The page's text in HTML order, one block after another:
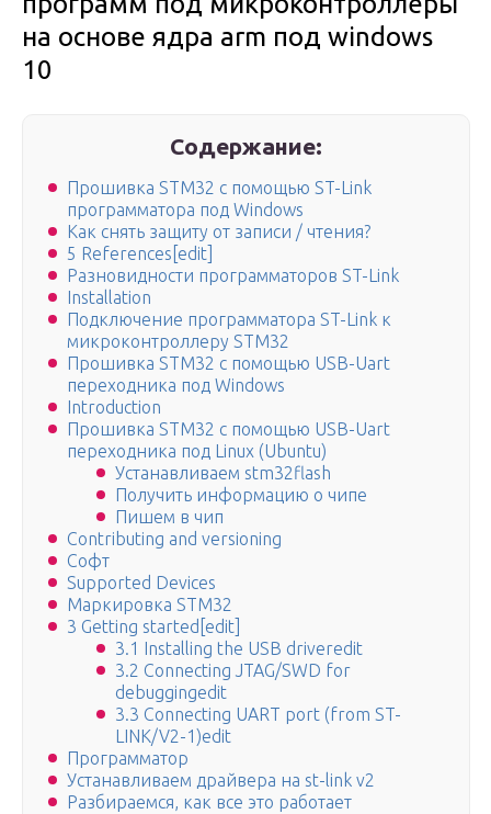
на основе ядра arm под windows
10
Содержание:
Прошивка STM32 с помощью ST-Link
программатора под Windows
Как снять защиту от записи / чтения?
5 References[edit]
Разновидности программаторов ST-Link
Installation
Подключение программатора ST-Link к
микроконтроллеру STM32
Прошивка STM32 с помощью USB-Uart
переходника под Windows
Introduction
Прошивка STM32 с помощью USB-Uart
переходника под Linux (Ubuntu)
Устанавливаем stm32flash
Получить информацию о чипе
Пишем в чип
Contributing and versioning
Софт
Supported Devices
Маркировка STM32
3 Getting started[edit]
3.1 Installing the USB driveredit
3.2 Connecting JTAG/SWD for
debuggingedit
3.3 Connecting UART port (from ST-
LINK/V2-1)edit
Программатор
Устанавливаем драйвера на st-link v2
Разбираемся, как все это работает